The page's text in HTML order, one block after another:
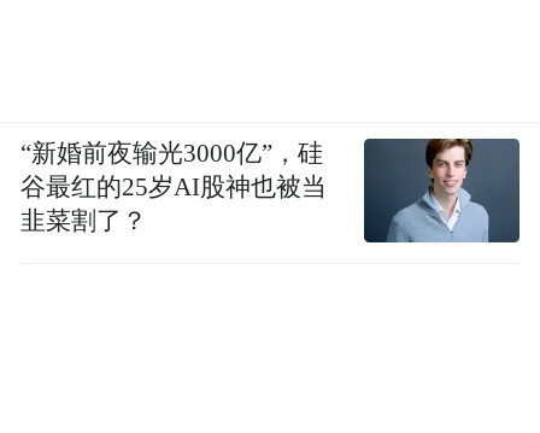
“新婚前夜输光3000亿”，硅
谷最红的25岁AI股神也被当
韭菜割了？